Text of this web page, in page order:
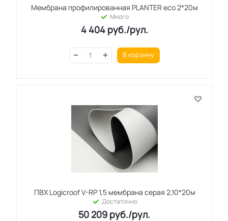
Мембрана профилированная PLANTER eco 2*20м
Много
4 404руб./рул.
В корзину
ПВХ Logicroof V-RP 1,5 мембрана серая 2,10*20м
Достаточно
50 209 руб./рул.